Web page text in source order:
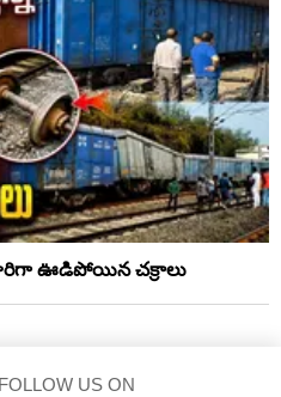
ఊడిపోయిన చక్రాలు
FOLLOW US ON